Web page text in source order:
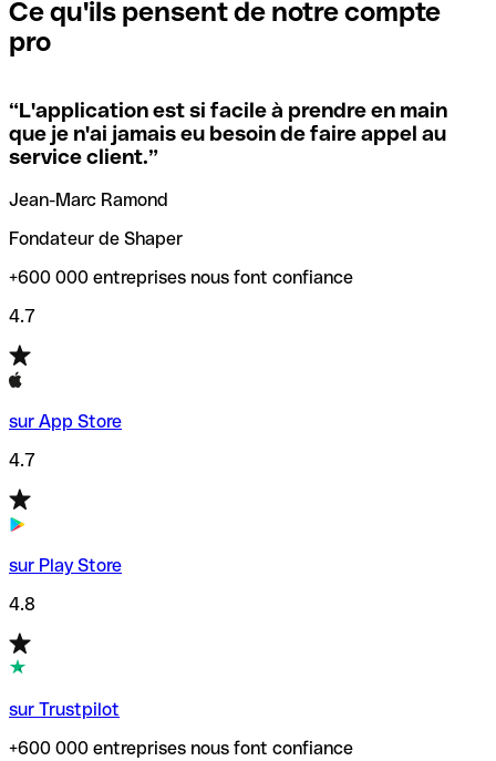
signifie que vous avez le code de l'une des succursales
locales.
Si vous n'êtes pas sûr du code SWIFT que vous devriez
utiliser, nous avons développé un outil de recherche de
codes SWIFT par nom de banque.
vérification/recherche de codes SWIFT. Ainsi, vous pouvez
trouver et vérifier vos codes SWIFT avant de réaliser vos
transferts d’argent.
Ce qu'ils pensent de notre compte
pro
“L'application est si facile à prendre en main
que je n'ai jamais eu besoin de faire appel au
service client.”
Jean-Marc Ramond
Fondateur de Shaper
+600 000 entreprises nous font confiance
4.7
sur App Store
4.7
sur Play Store
4.8
sur Trustpilot
+600 000 entreprises nous font confiance